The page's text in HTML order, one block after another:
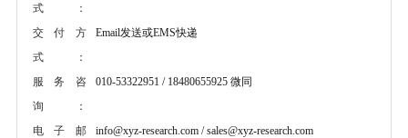
式：
交付方
式：
Email发送或EMS快递
服务咨
询：
010-53322951 / 18480655925 微同
电子邮
info@xyz-research.com / sales@xyz-research.com